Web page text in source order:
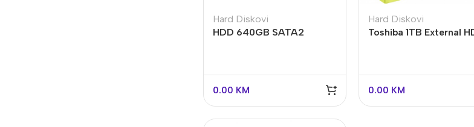
Hard Diskovi
HDD 640GB SATA2
0.00 KM
Hard Diskovi
Toshiba 1TB External
0.00 KM